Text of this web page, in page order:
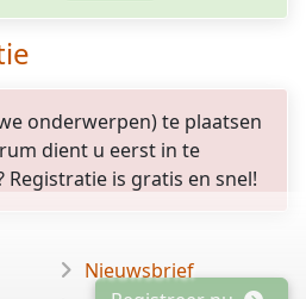
onderwerpen) te plaatsen
dient u eerst in te
Registratie is gratis en snel!
Nieuwsbrief